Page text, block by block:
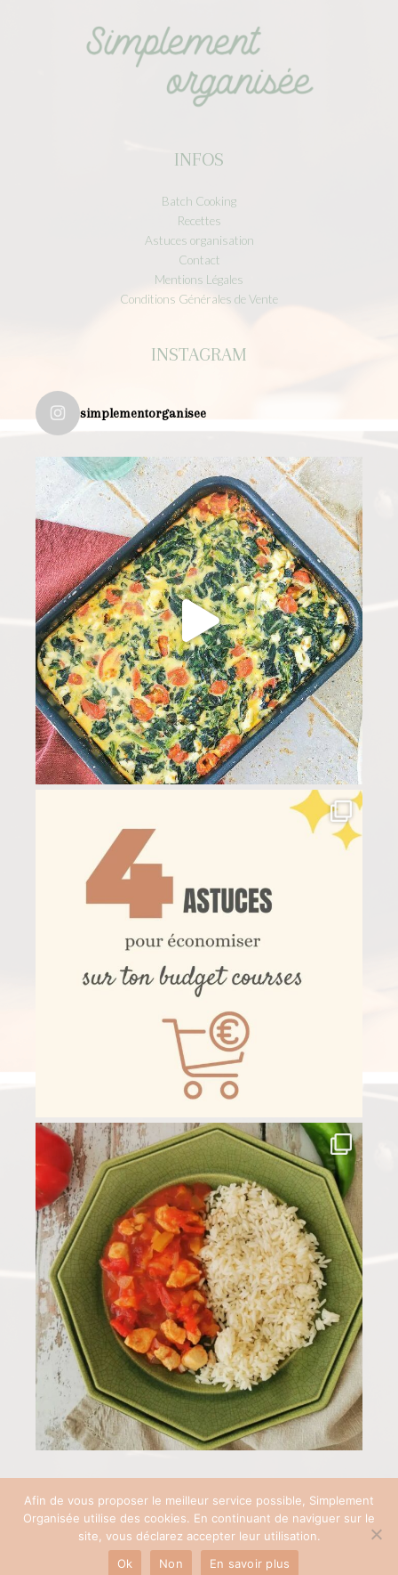
INFOS
Batch Cooking
Recettes
Astuces organisation
Contact
Mentions Légales
Conditions Générales de Vente
INSTAGRAM
simplementorganisee
COPYRIGHT © 2026 SIMPLEMENT ORGANISÉE | SITE RÉALISÉ AVEC ♡ PAR
PAULINEB'COM
Afin de vous proposer le meilleur service possible, Simplement
Organisée utilise des cookies. En continuant de naviguer sur le
site, vous déclarez accepter leur utilisation.
Ok
Non En savoir plus